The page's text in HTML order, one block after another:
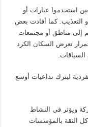
استخدموا عبارات أو
أو التعذيب. كما أفادت بعض
إلى مناطق أو مجتمعات
تعرض السكان الكرد
ليترك تداعيات أوسع
ويؤثر في النشاط
الثقة بالمؤسسات